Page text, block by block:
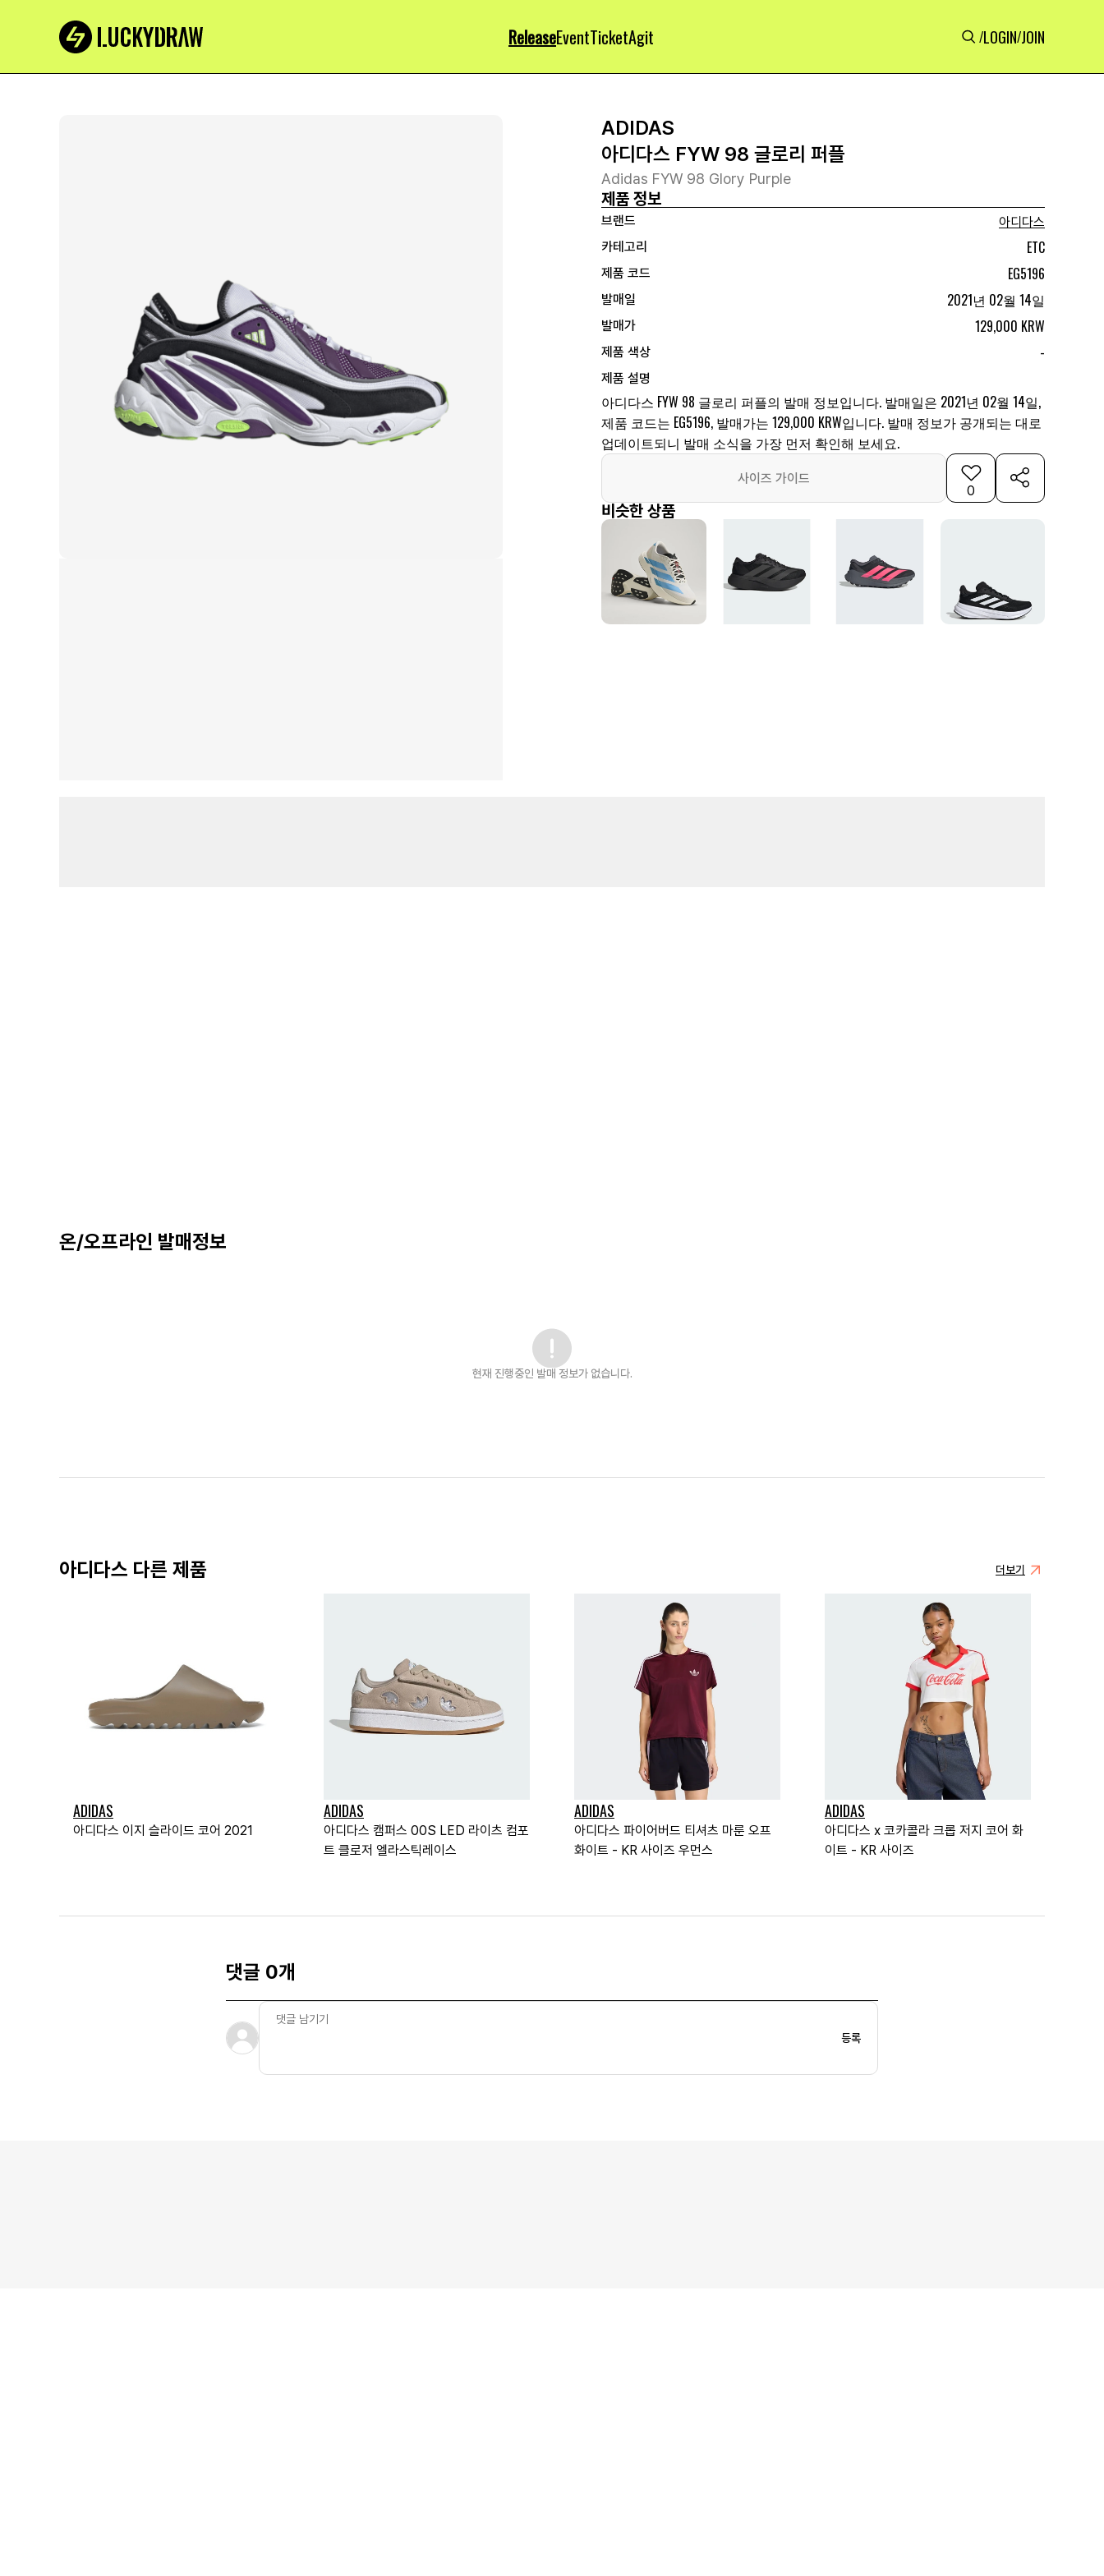
ReleaseEventTicketAgit /LOGIN/JOIN
ADIDAS
아디다스 FYW 98 글로리 퍼플
Adidas FYW 98 Glory Purple
제품 정보
브랜드
아디다스
카테고리
ETC
제품 코드 EG5196
발매일 2021년 02월 14일
발매가 129,000 KRW
제품 색상 -
제품 설명
아디다스 FYW 98 글로리 퍼플의 발매 정보입니다. 발매일은 2021년 02월 14일,
제품 코드는 EG5196, 발매가는 129,000 KRW입니다. 발매 정보가 공개되는 대로
업데이트되니 발매 소식을 가장 먼저 확인해 보세요.
사이즈 가이드
0
비슷한 상품
온/오프라인 발매정보
현재 진행중인 발매 정보가 없습니다.
아디다스 다른 제품 더보기
ADIDAS
아디다스 이지 슬라이드 코어 2021
ADIDAS
아디다스 캠퍼스 00S LED 라이츠 컴포
트 클로저 엘라스틱레이스
ADIDAS
아디다스 파이어버드 티셔츠 마룬 오프
화이트 - KR 사이즈 우먼스
ADIDAS
아디다스 x 코카콜라 크롭 저지 코어 화
이트 - KR 사이즈
댓글 0개
등록